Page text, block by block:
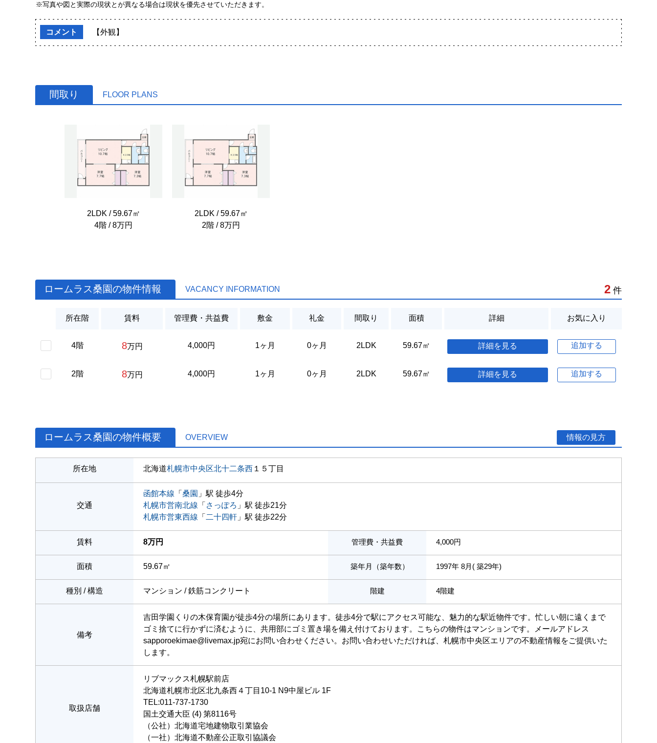
※写真や図と実際の現状とが異なる場合は現状を優先させていただきます。
コメント 【外観】
間取り FLOOR PLANS
2LDK / 59.67㎡
4階 / 8万円
2LDK / 59.67㎡
2階 / 8万円
ロームラス桑園の物件情報 VACANCY INFORMATION 2 件
所在階 賃料 管理費・共益費 敷金 礼金 間取り 面積 詳細 お気に入り
4階 8万円 4,000円 1ヶ月 0ヶ月 2LDK 59.67㎡ 詳細を見る 追加する
2階 8万円 4,000円 1ヶ月 0ヶ月 2LDK 59.67㎡ 詳細を見る 追加する
ロームラス桑園の物件概要 OVERVIEW 情報の見方
所在地 北海道札幌市中央区北十二条西 １５丁目
交通
函館本線 「 桑園 」駅 徒歩4分
札幌市営南北線 「 さっぽろ 」駅 徒歩21分
札幌市営東西線 「 二十四軒 」駅 徒歩22分
賃料 8万円 管理費・共益費 4,000円
面積 59.67㎡ 築年月（築年数） 1997年 8月( 築29年)
種別 / 構造 マンション / 鉄筋コンクリート 階建 4階建
備考
吉田学園くりの木保育園が徒歩4分の場所にあります。徒歩4分で駅にアクセス可能な、魅力的な駅近物件です。忙しい朝に遠くまで
ゴミ捨てに行かずに済むように、共用部にゴミ置き場を備え付けております。こちらの物件はマンションです。メールアドレス
sapporoekimae@livemax.jp宛にお問い合わせください。お問い合わせいただければ、札幌市中央区エリアの不動産情報をご提供いた
します。
取扱店舗
リブマックス札幌駅前店
北海道札幌市北区北九条西４丁目10-1 N9中屋ビル 1F
TEL:011-737-1730
国土交通大臣 (4) 第8116号
（公社）北海道宅地建物取引業協会
（一社）北海道不動産公正取引協議会